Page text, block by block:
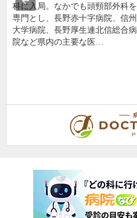
科に入局。なかでも頭頸部外科を
専門とし、長野赤十字病院、信州
大学病院、長野厚生連北信総合病
院など県内の主要な医…